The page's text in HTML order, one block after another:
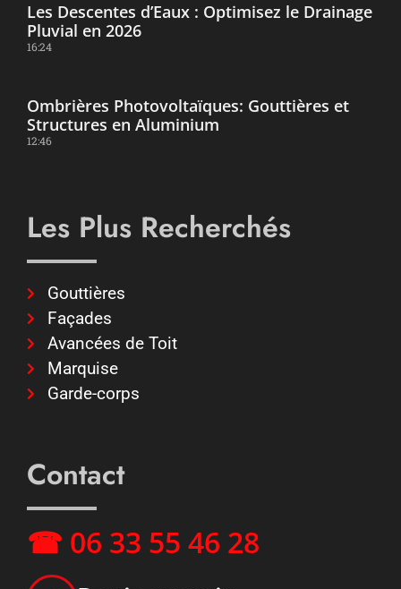
Les Descentes d’Eaux : Optimisez le Drainage
Pluvial en 2026
16:24
Ombrières Photovoltaïques: Gouttières et
Structures en Aluminium
12:46
Les Plus Recherchés
Gouttières
Façades
Avancées de Toit
Marquise
Garde-corps
Contact
☎ 06 33 55 46 28